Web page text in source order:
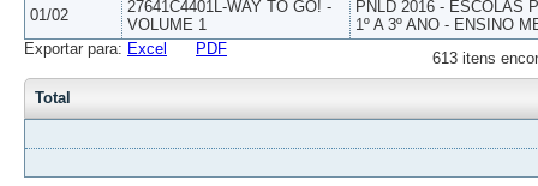
01/02
27641C4401L-WAY TO GO! -
VOLUME 1
PNLD 2016 - ESCOLAS
1º A 3º ANO - ENSINO
613 itens
Exportar para: Excel PDF
Total